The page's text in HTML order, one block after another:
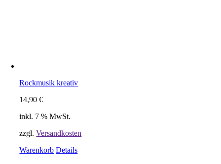
Rockmusik kreativ
14,90€
inkl. 7 % MwSt.
zzgl.Versandkosten
Warenkorb Details